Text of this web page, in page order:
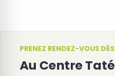
PRENEZ RENDEZ-VOUS
Au Centre